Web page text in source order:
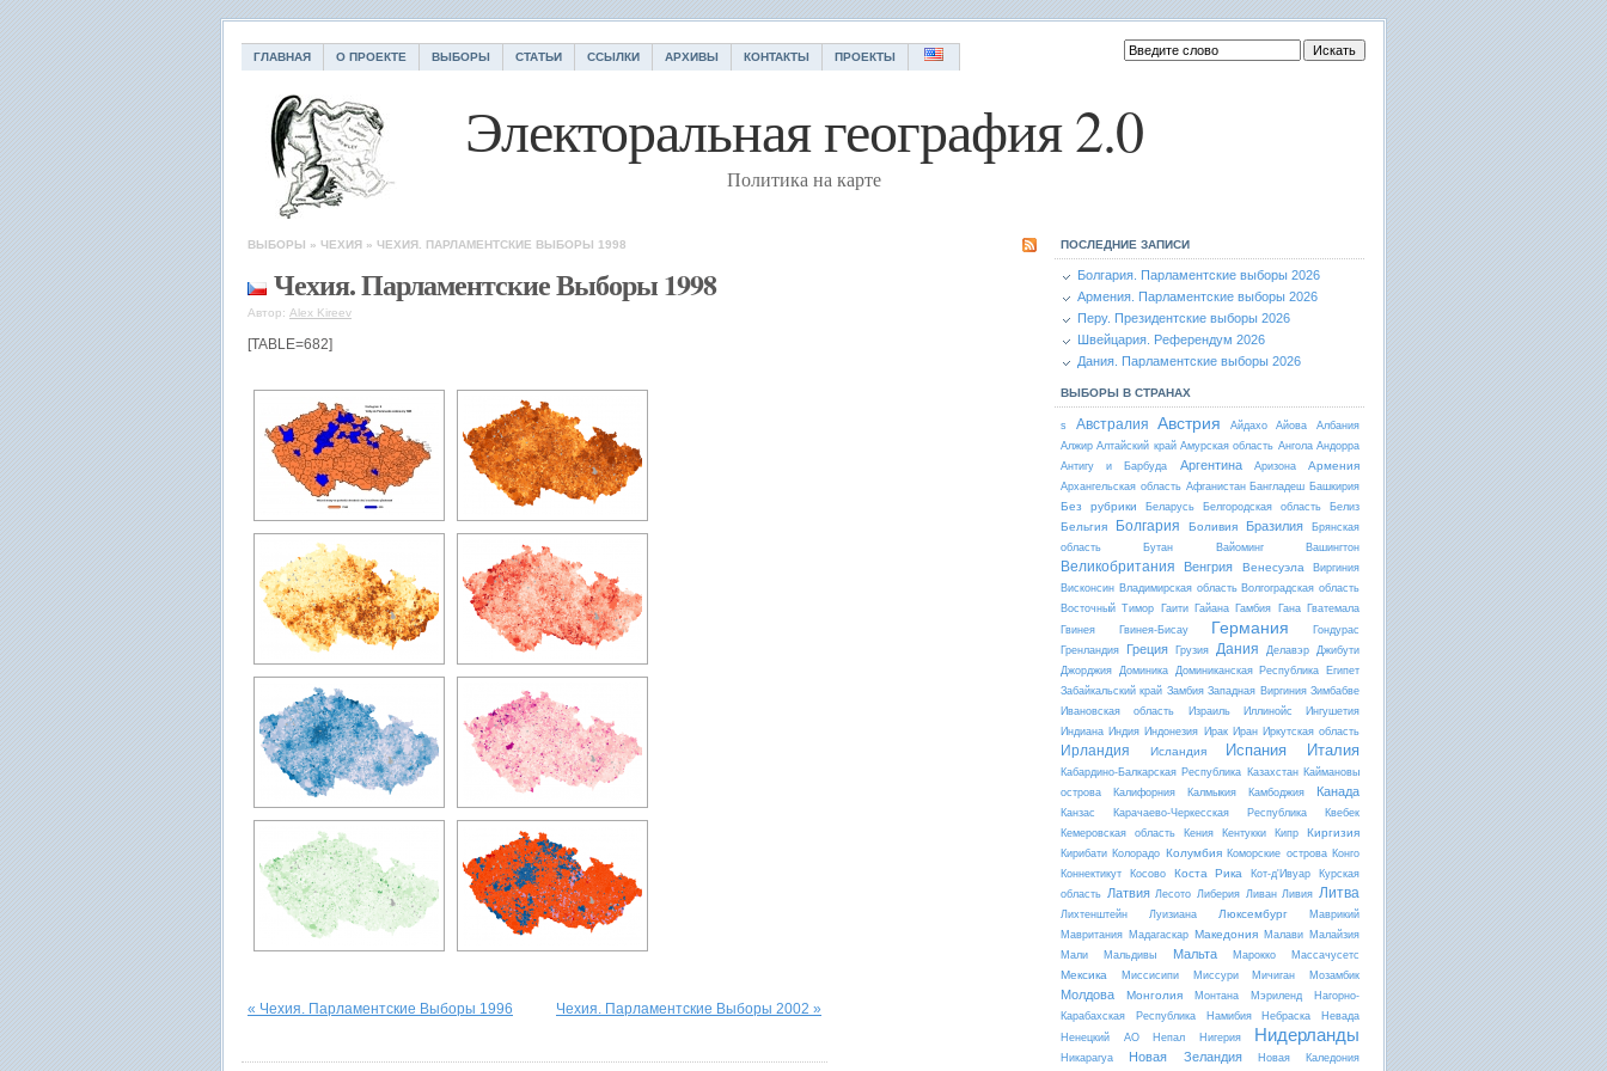
ГЛАВНАЯ О ПРОЕКТЕ ВЫБОРЫ СТАТЬИ ССЫЛКИ АРХИВЫ КОНТАКТЫ ПРОЕКТЫ
Электоральная география 2.0
Политика на карте
ВЫБОРЫ » ЧЕХИЯ » ЧЕХИЯ. ПАРЛАМЕНТСКИЕ ВЫБОРЫ 1998
Чехия. Парламентские Выборы 1998
Автор: Alex Kireev
[TABLE=682]
« Чехия. Парламентские Выборы 1996 Чехия. Парламентские Выборы 2002 »
ПОСЛЕДНИЕ ЗАПИСИ
Болгария. Парламентские выборы 2026
Армения. Парламентские выборы 2026
Перу. Президентские выборы 2026
Швейцария. Референдум 2026
Дания. Парламентские выборы 2026
ВЫБОРЫ В СТРАНАХ
s Австралия Австрия Айдахо Айова
Албания
Алжир Алтайский край Амурская область Ангола Андорра
Антигу и Барбуда
Аргентина Аризона Армения
Архангельская область Афганистан Бангладеш Башкирия
Без рубрики Беларусь Белгородская область Белиз
Бельгия Болгария Боливия Бразилия
Брянская
область
Бутан Вайоминг Вашингтон
Великобритания Венгрия Венесуэла
Виргиния
Висконсин Владимирская область Волгоградская область
Восточный Тимор
Гаити Гайана Гамбия Гана
Гватемала
Гвинея
Гвинея-Бисау Германия
Гондурас
Гренландия
Греция Грузия Дания Делавэр Джибути
Джорджия Доминика Доминиканская Республика
Египет
Забайкальский край Замбия Западная Виргиния Зимбабве
Ивановская область
Израиль Иллинойс
Ингушетия
Индиана Индия Индонезия Ирак Иран Иркутская область
Ирландия Исландия Испания Италия
Кабардино-Балкарская Республика Казахстан Каймановы
острова
Калифорния Калмыкия Камбоджия Канада
Канзас Карачаево-Черкесская Республика
Квебек
Кемеровская область
Кения Кентукки Кипр Киргизия
Кирибати Колорадо Колумбия Коморские острова Конго
Коннектикут
Косово Коста Рика Кот-д'Ивуар
Курская
область Латвия Лесото Либерия Ливан Ливия Литва
Лихтенштейн Луизиана Люксембург
Маврикий
Мавритания Мадагаскар Македония Малави Малайзия
Мали
Мальдивы Мальта Марокко Массачусетс
Мексика Миссисипи Миссури Мичиган Мозамбик
Молдова Монголия Монтана Мэриленд
Нагорно-
Карабахская Республика
Намибия Небраска
Невада
Ненецкий АО
Непал Нигерия Нидерланды
Никарагуа Новая Зеландия Новая Каледония